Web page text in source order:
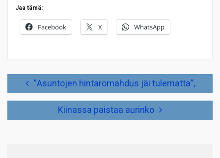
Jaa tämä:
Facebook X WhatsApp
Artikkelien“Asuntojen hintaromahdus jäi tulematta”,
Kiinassa paistaa aurinko